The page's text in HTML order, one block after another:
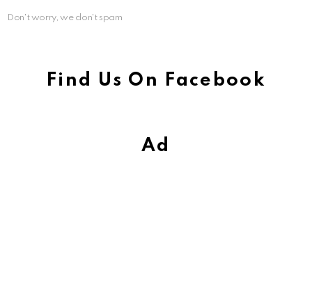
Don't worry, we don't spam
Find Us On Facebook
Ad